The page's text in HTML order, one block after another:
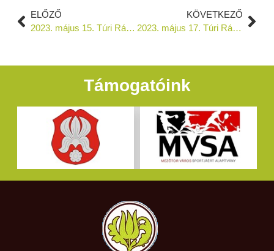
ELŐZŐ
2023. május 15. Túri Rádió
KÖVETKEZŐ
2023. május 17. Túri Rádió
Támogatóink